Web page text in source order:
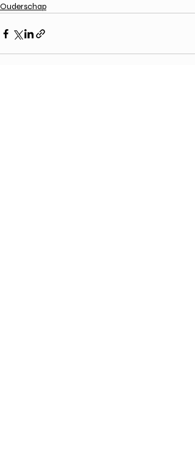
Ouderschap